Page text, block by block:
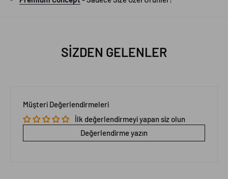
SİZDEN GELENLER
Müşteri Değerlendirmeleri
İlk değerlendirmeyi yapan siz olun
Değerlendirme yazın